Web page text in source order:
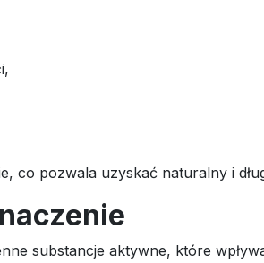
co pozwala uzyskać naturalny i
substancje aktywne, które